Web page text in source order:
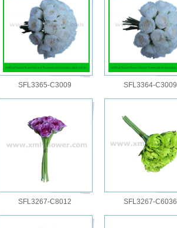
SFL3365-C3009 SFL3364-C3009
SFL3267-C8012 SFL3267-C6036